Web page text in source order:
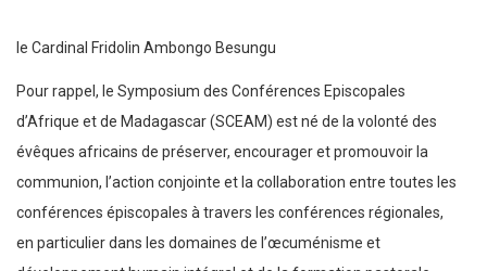
le Cardinal Fridolin Ambongo Besungu
Pour rappel, le Symposium des Conférences Episcopales
d’Afrique et de Madagascar (SCEAM) est né de la volonté des
évêques africains de préserver, encourager et promouvoir la
communion, l’action conjointe et la collaboration entre toutes les
conférences épiscopales à travers les conférences régionales,
en particulier dans les domaines de l’œcuménisme et